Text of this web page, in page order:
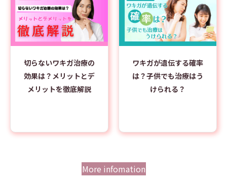
切らないワキガ治療の
効果は？メリットとデ
メリットを徹底解説
ワキガが遺伝する確率
は？子供でも治療はう
けられる？
More infomation